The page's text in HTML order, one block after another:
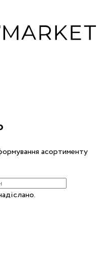
асортименту